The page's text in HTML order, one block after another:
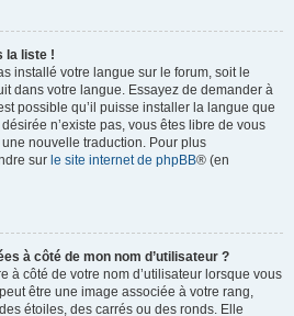
la liste !
installé votre langue sur le forum, soit le
dans votre langue. Essayez de demander à
possible qu’il puisse installer la langue que
n’existe pas, vous êtes libre de vous
nouvelle traduction. Pour plus
sur le site internet de phpBB® (en
à côté de mon nom d’utilisateur ?
à côté de votre nom d’utilisateur lorsque vous
être une image associée à votre rang,
étoiles, des carrés ou des ronds. Elle